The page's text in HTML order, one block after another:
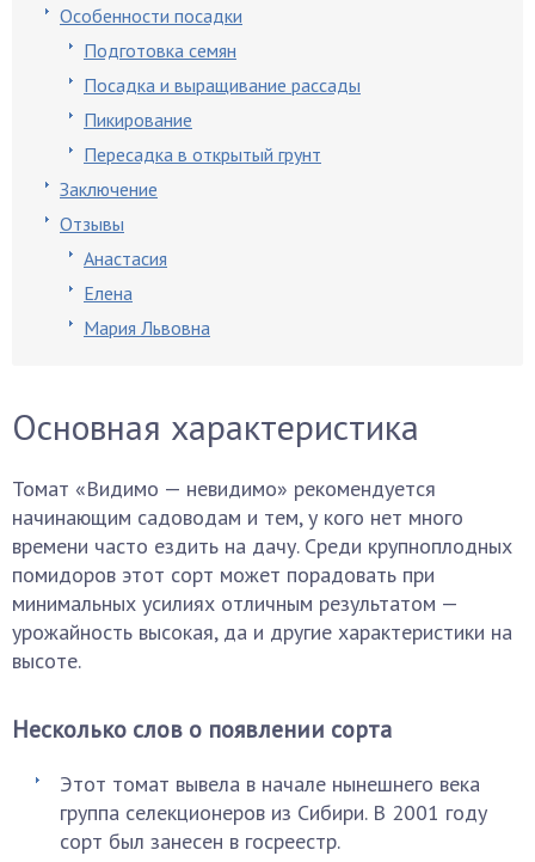
Особенности посадки
Подготовка семян
Посадка и выращивание рассады
Пикирование
Пересадка в открытый грунт
Заключение
Отзывы
Анастасия
Елена
Мария Львовна
Основная характеристика
Томат «Видимо — невидимо» рекомендуется
начинающим садоводам и тем, у кого нет много
времени часто ездить на дачу. Среди крупноплодных
помидоров этот сорт может порадовать при
минимальных усилиях отличным результатом —
урожайность высокая, да и другие характеристики на
высоте.
Несколько слов о появлении сорта
Этот томат вывела в начале нынешнего века
группа селекционеров из Сибири. В 2001 году
сорт был занесен в госреестр.